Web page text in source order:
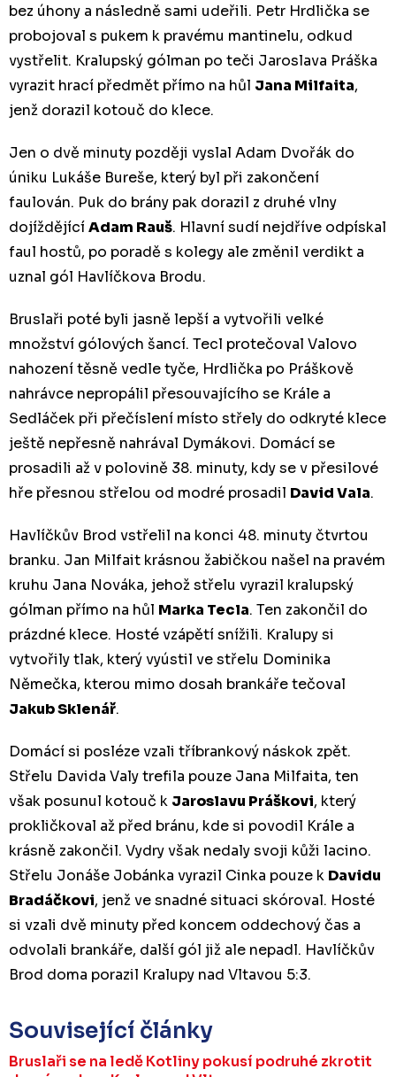
bez úhony a následně sami udeřili. Petr Hrdlička se
probojoval s pukem k pravému mantinelu, odkud
vystřelit. Kralupský gólman po teči Jaroslava Práška
vyrazit hrací předmět přímo na hůl Jana Milfaita,
jenž dorazil kotouč do klece.
Jen o dvě minuty později vyslal Adam Dvořák do
úniku Lukáše Bureše, který byl při zakončení
faulován. Puk do brány pak dorazil z druhé vlny
dojíždějícíAdam Rauš. Hlavní sudí nejdříve odpískal
faul hostů, po poradě s kolegy ale změnil verdikt a
uznal gól Havlíčkova Brodu.
Bruslaři poté byli jasně lepší a vytvořili velké
množství gólových šancí. Tecl protečoval Valovo
nahození těsně vedle tyče, Hrdlička po Práškově
nahrávce nepropálil přesouvajícího se Krále a
Sedláček při přečíslení místo střely do odkryté klece
ještě nepřesně nahrával Dymákovi. Domácí se
prosadili až v polovině 38. minuty, kdy se v přesilové
hře přesnou střelou od modré prosadil David Vala.
Havlíčkův Brod vstřelil na konci 48. minuty čtvrtou
branku. Jan Milfait krásnou žabičkou našel na pravém
kruhu Jana Nováka, jehož střelu vyrazil kralupský
gólman přímo na hůl Marka Tecla. Ten zakončil do
prázdné klece. Hosté vzápětí snížili. Kralupy si
vytvořily tlak, který vyústil ve střelu Dominika
Němečka, kterou mimo dosah brankáře tečoval
Jakub Sklenář.
Domácí si posléze vzali tříbrankový náskok zpět.
Střelu Davida Valy trefila pouze Jana Milfaita, ten
však posunul kotouč k Jaroslavu Práškovi, který
prokličkoval až před bránu, kde si povodil Krále a
krásně zakončil. Vydry však nedaly svoji kůži lacino.
Střelu Jonáše Jobánka vyrazil Cinka pouze k Davidu
Bradáčkovi, jenž ve snadné situaci skóroval. Hosté
si vzali dvě minuty před koncem oddechový čas a
odvolali brankáře, další gól již ale nepadl. Havlíčkův
Brod doma porazil Kralupy nad Vltavou 5:3.
Související články
Bruslaři se na ledě Kotliny pokusí podruhé zkrotit